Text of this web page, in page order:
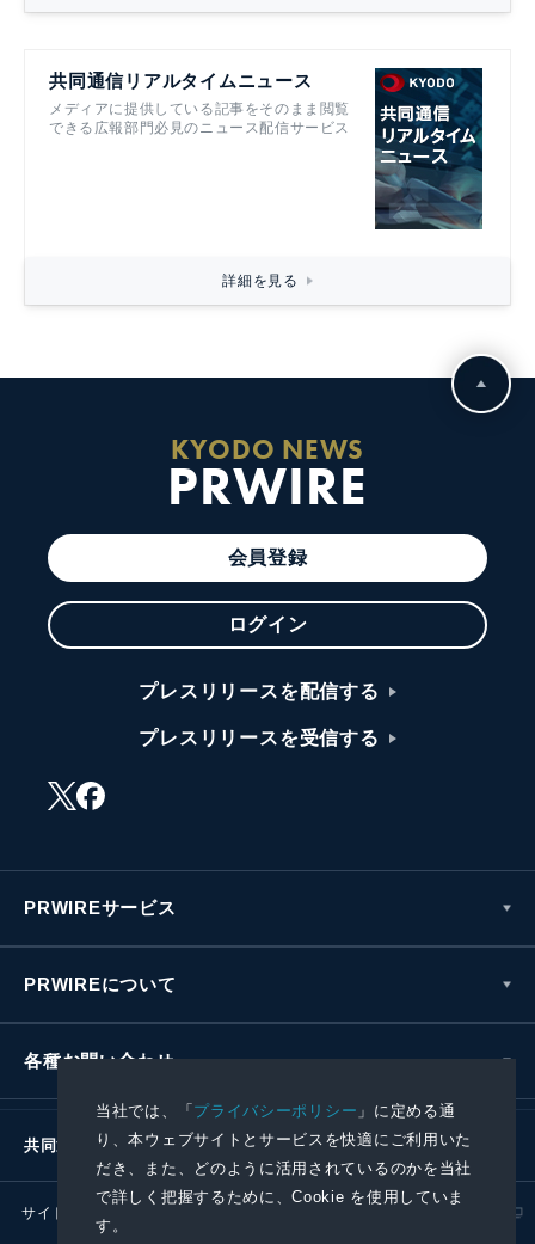
当社では、「プライバシーポリシー 」に定める通
り、本ウェブサイトとサービスを快適にご利用いた
だき、また、どのように活用されているのかを当社
で詳しく把握するために、Cookie を使用していま
す。
共同通信リアルタイムニュース
メディアに提供している記事をそのまま閲覧
できる広報部門必見のニュース配信サービス
詳細を見る
KYODO NEWS
PRWIRE
会員登録
ログイン
プレスリリースを配信する
プレスリリースを受信する
PRWIREサービス
PRWIREについて
各種お問い合わせ
共同通信社グループ
サイトポリシー